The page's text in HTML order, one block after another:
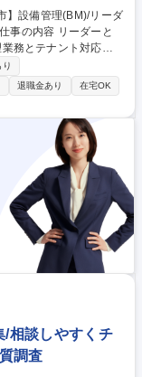
務とテナント対応を
に副所長や所長へス
■案
物流施設、学校等 ■変
員含めたマネジメント
川西
10h/月◎福利厚生充実
退職金あり
在宅OK
/相談しやすくチ
調査